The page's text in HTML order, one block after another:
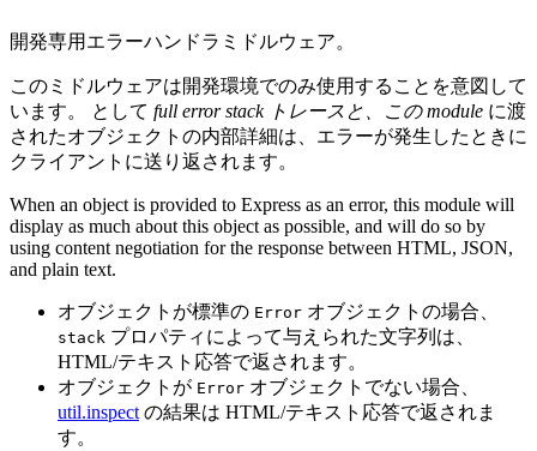
開発専用エラーハンドラミドルウェア。
このミドルウェアは開発環境でのみ使用することを意図して
います。 として full error stack トレースと、この module に渡
されたオブジェクトの内部詳細は、エラーが発生したときに
クライアントに送り返されます。
When an object is provided to Express as an error, this module will
display as much about this object as possible, and will do so by
using content negotiation for the response between HTML, JSON,
and plain text.
オブジェクトが標準の Error オブジェクトの場合、
stack プロパティによって与えられた文字列は、
HTML/テキスト応答で返されます。
オブジェクトが Error オブジェクトでない場合、
util.inspect の結果は HTML/テキスト応答で返されま
す。